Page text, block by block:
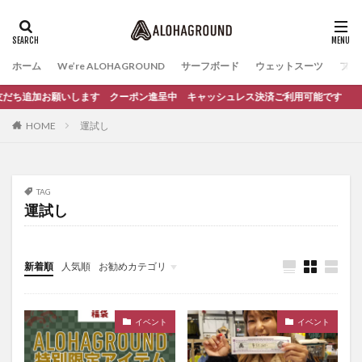
ホーム We’re ALOHAGROUND サーフボード ウェットスーツ ファ
お願いします クーポン進呈中 キャッシュレス決済ご利用可能です
HOME 運試し
TAG
運試し
新着順 人気順 お勧めカテゴリ
イベント
サーフィンスクール
イベント イベント